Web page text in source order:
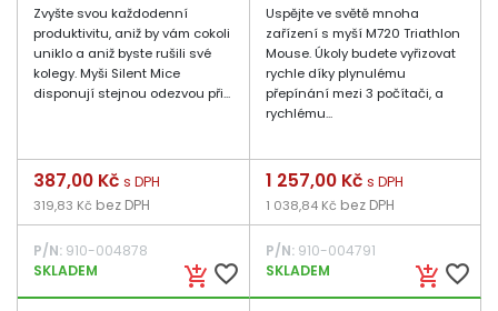
Zvyšte svou každodenní
produktivitu, aniž by vám cokoli
uniklo a aniž byste rušili své
kolegy. Myši Silent Mice
disponují stejnou odezvou při...
add_shopping_cart favorite_border
Cena
387,00 Kč s DPH
319,83 Kč bez DPH
P/N: 910-004878
SKLADEM
Uspějte ve světě mnoha
zařízení s myší M720 Triathlon
Mouse. Úkoly budete vyřizovat
rychle díky plynulému
přepínání mezi 3 počítači, a
rychlému...
add_shopping_cart favorite_border
Cena
1 257,00 Kč s DPH
1 038,84 Kč bez DPH
P/N:910-004791
SKLADEM